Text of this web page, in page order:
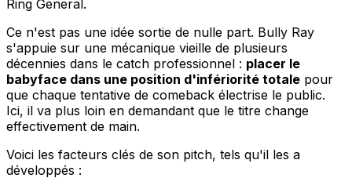
Ring General.
Ce n'est pas une idée sortie de nulle part. Bully Ray
s'appuie sur une mécanique vieille de plusieurs
décennies dans le catch professionnel : placer le
babyface dans une position d'infériorité totale pour
que chaque tentative de comeback électrise le public.
Ici, il va plus loin en demandant que le titre change
effectivement de main.
Voici les facteurs clés de son pitch, tels qu'il les a
développés :